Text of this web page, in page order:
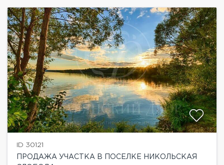
ID 30121
ПРОДАЖА УЧАСТКА В ПОСЕЛКЕ НИКОЛЬСКАЯ